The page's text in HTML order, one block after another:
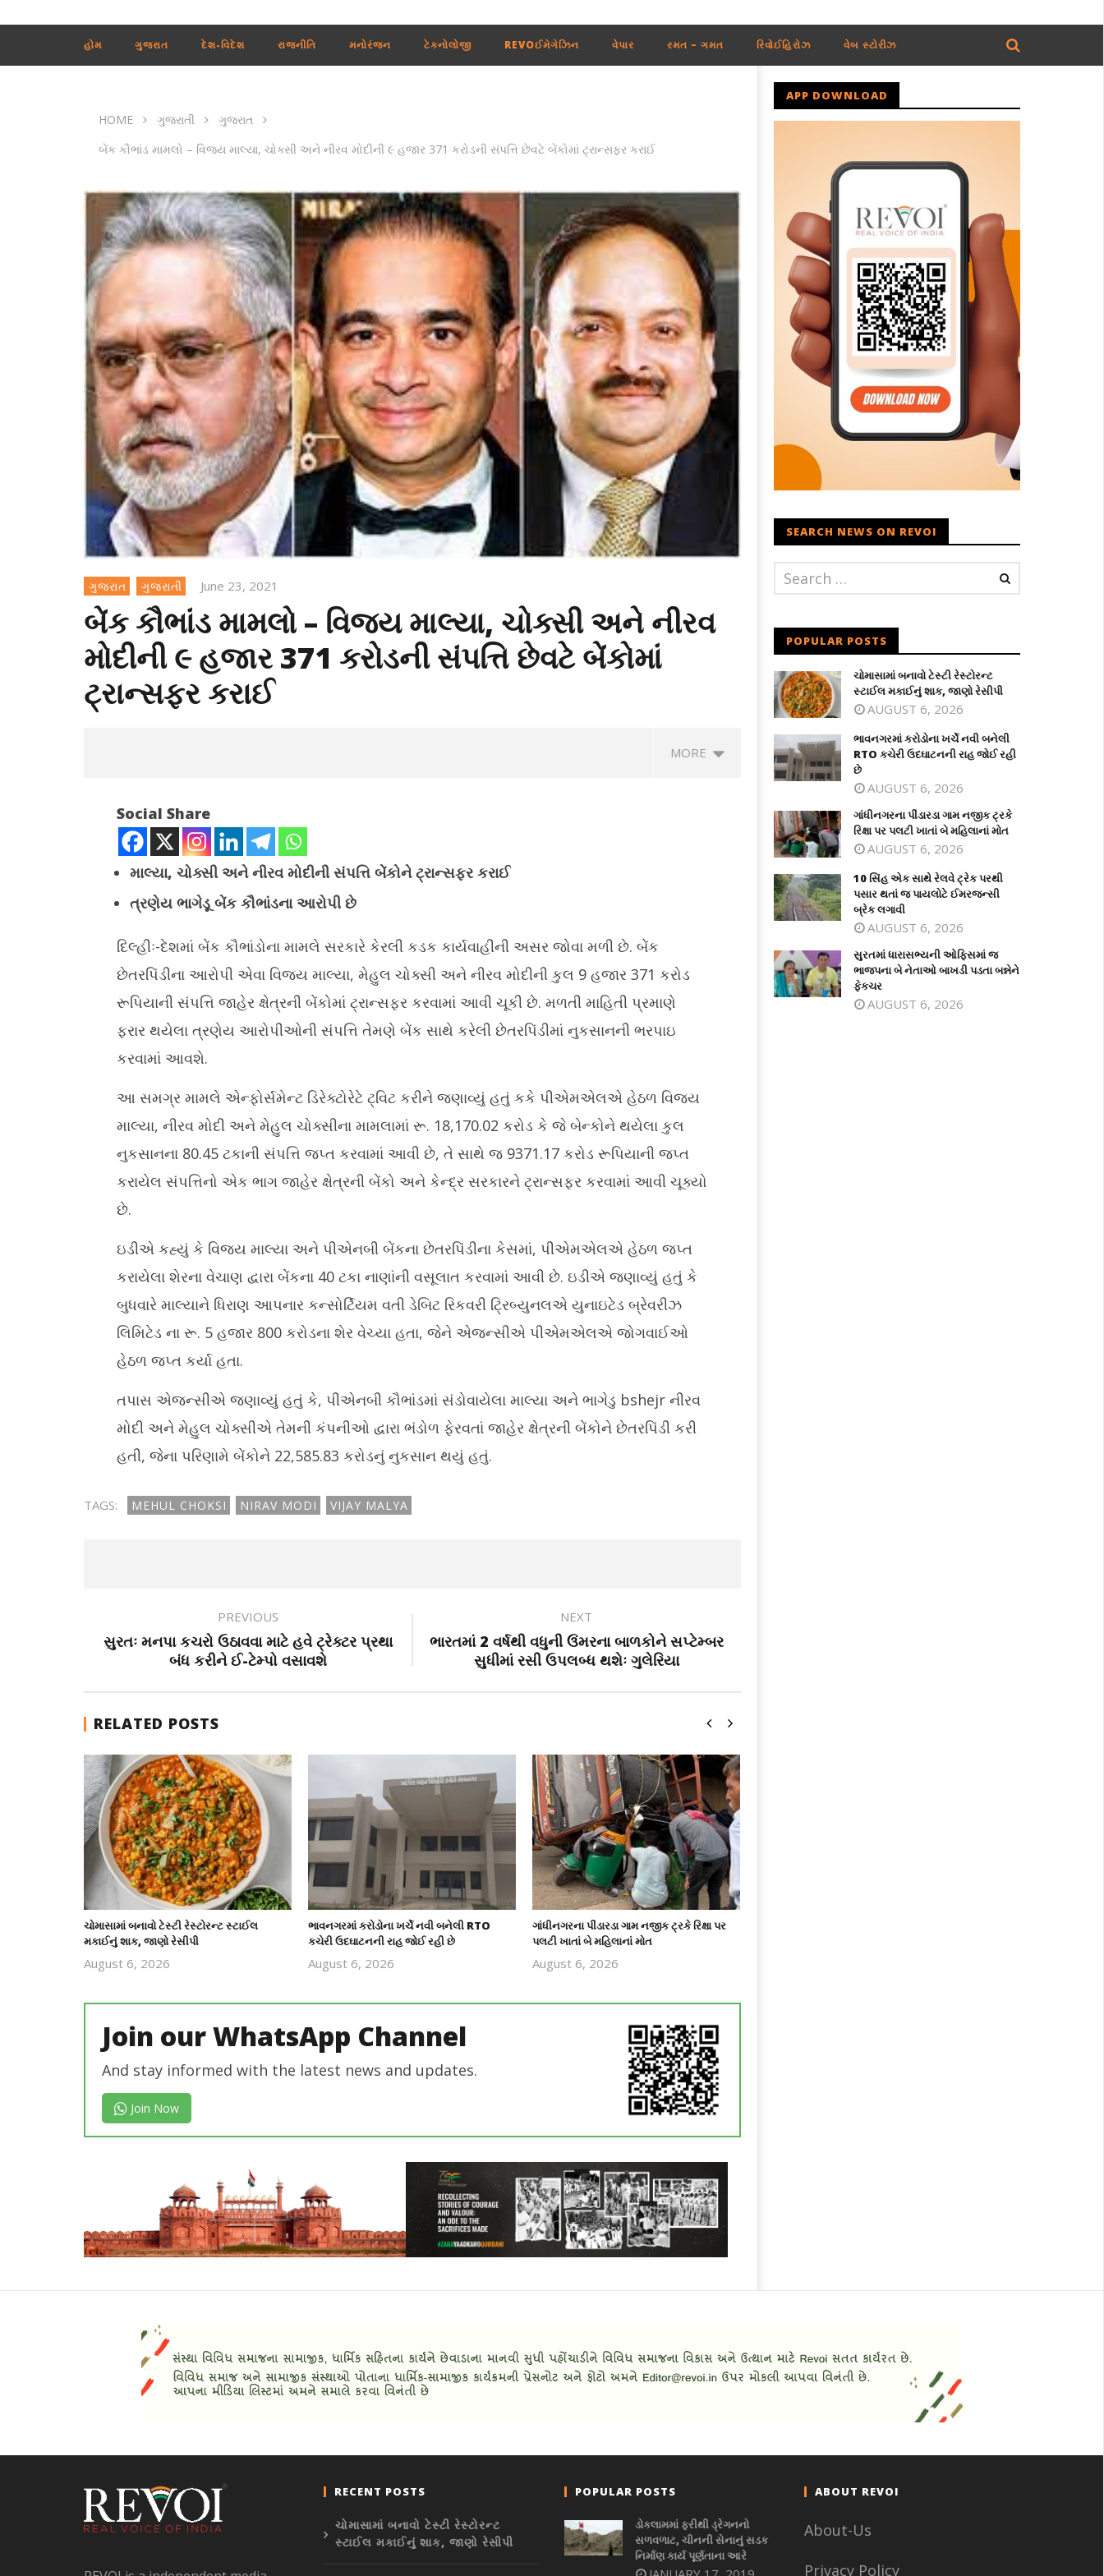
હોમ ગુજરાત દેશ-વિદેશ રાજનીતિ મનોરંજન ટેકનોલોજી REVOઈમેગેઝિન વેપાર રમત – ગમત રિવોઈહિરોઝ વેબ સ્ટોરીઝ
HOME ગુજરાતી
ગુજરાત
બેંક કૌભાંડ મામલો – વિજય માલ્યા, ચોક્સી અને નીરવ મોદીની ૯ હજાર 371 કરોડની સંપત્તિ છેવટે બેંકોમાં ટ્રાન્સફર કરાઈ
ગુજરાત ગુજરાતી June 23, 2021
બેંક કૌભાંડ મામલો – વિજય માલ્યા, ચોક્સી અને નીરવ
મોદીની ૯ હજાર 371 કરોડની સંપત્તિ છેવટે બેંકોમાં
ટ્રાન્સફર કરાઈ
MORE
NOW VIEWING
બેંક કૌભાંડ મામલો – વિજય માલ્યા, ચોક્સી
અને નીરવ મોદીની ૯ હજાર 371 કરોડની
સંપત્તિ છેવટે બેંકોમાં ટ્રાન્સફર કરાઈ
June
23,
2021
ચોમાસામાં બનાવો ટેસ્ટી રેસ્ટોરન્ટ સ્ટાઈલ
મકાઈનું શાક, જાણો રેસીપી
June
23,
2021
ભાવનગરમાં કરોડોના ખર્ચે નવી બનેલી RTO
કચેરી ઉદઘાટનની રાહ જોઈ રહી છે
June
23,
2021
ગાંધીનગરના પીંડારડા ગામ નજીક ટ્રકે રિક્ષા
પર પલટી ખાતાં બે મહિલાનાં મોત
10 સિંહ એક સાથે રેલવે ટ્રેક પરથી પસાર
થતાં જ પાયલોટે ઈમરજન્સી બ્રેક લગાવી
23,
Social Share
માલ્યા, ચોક્સી અને નીરવ મોદીની સંપત્તિ બેંકોને ટ્રાન્સફર કરાઈ
ત્રણેય ભાગેડૂ બેંક કૌભાંડના આરોપી છે
દિલ્હીઃ-દેશમાં બેંક કૌભાંડોના મામલે સરકારે કેરલી કડક કાર્યવાહીની અસર જોવા મળી છે. બેંક
છેતરપિંડીના આરોપી એવા વિજય માલ્યા, મેહુલ ચોક્સી અને નીરવ મોદીની કુલ 9 હજાર 371 કરોડ
રૂપિયાની સંપત્તિ જાહેર ક્ષેત્રની બેંકોમાં ટ્રાન્સફર કરવામાં આવી ચૂકી છે. મળતી માહિતી પ્રમાણે
ફરાર થયેલા ત્રણેય આરોપીઓની સંપત્તિ તેમણે બેંક સાથે કરેલી છેતરપિંડીમાં નુકસાનની ભરપાઇ
કરવામાં આવશે.
આ સમગ્ર મામલે એન્ફોર્સમેન્ટ ડિરેક્ટોરેટે ટ્વિટ કરીને જણાવ્યું હતું કકે પીએમએલએ હેઠળ વિજય
માલ્યા, નીરવ મોદી અને મેહુલ ચોક્સીના મામલામાં રૂ. 18,170.02 કરોડ કે જે બેન્કોને થયેલા કુલ
નુકસાનના 80.45 ટકાની સંપત્તિ જપ્ત કરવામાં આવી છે, તે સાથે જ 9371.17 કરોડ રૂપિયાની જપ્ત
કરાયેલ સંપત્તિનો એક ભાગ જાહેર ક્ષેત્રની બેંકો અને કેન્દ્ર સરકારને ટ્રાન્સફર કરવામાં આવી ચૂક્યો
છે.
ઇડીએ કહ્યું કે વિજય માલ્યા અને પીએનબી બેંકના છેતરપિંડીના કેસમાં, પીએમએલએ હેઠળ જપ્ત
કરાયેલા શેરના વેચાણ દ્વારા બેંકના 40 ટકા નાણાંની વસૂલાત કરવામાં આવી છે. ઇડીએ જણાવ્યું હતું કે
બુધવારે માલ્યાને ધિરાણ આપનાર કન્સોર્ટિયમ વતી ડેબિટ રિકવરી ટ્રિબ્યુનલએ યુનાઇટેડ બ્રેવરીઝ
લિમિટેડ ના રૂ. 5 હજાર 800 કરોડના શેર વેચ્યા હતા, જેને એજન્સીએ પીએમએલએ જોગવાઈઓ
હેઠળ જપ્ત કર્યા હતા.
તપાસ એજન્સીએ જણાવ્યું હતું કે, પીએનબી કૌભાંડમાં સંડોવાયેલા માલ્યા અને ભાગેડુ bshejr નીરવ
મોદી અને મેહુલ ચોક્સીએ તેમની કંપનીઓ દ્વારા ભંડોળ ફેરવતાં જાહેર ક્ષેત્રની બેંકોને છેતરપિંડી કરી
હતી, જેના પરિણામે બેંકોને 22,585.83 કરોડનું નુકસાન થયું હતું.
TAGS: MEHUL CHOKSI NIRAV MODI VIJAY MALYA
PREVIOUS
સુરતઃ મનપા કચરો ઉઠાવવા માટે હવે ટ્રેક્ટર પ્રથા
બંધ કરીને ઈ-ટેમ્પો વસાવશે
NEXT
ભારતમાં 2 વર્ષથી વધુની ઉંમરના બાળકોને સપ્ટેમ્બર
સુધીમાં રસી ઉપલબ્ધ થશેઃ ગુલેરિયા
RELATED POSTS
ચોમાસામાં બનાવો ટેસ્ટી રેસ્ટોરન્ટ સ્ટાઈલ
મકાઈનું શાક, જાણો રેસીપી
August 6, 2026
ભાવનગરમાં કરોડોના ખર્ચે નવી બનેલી RTO
કચેરી ઉદઘાટનની રાહ જોઈ રહી છે
August 6, 2026
ગાંધીનગરના પીંડારડા ગામ નજીક ટ્રકે રિક્ષા પર
પલટી ખાતાં બે મહિલાનાં મોત
August 6, 2026
Join our WhatsApp Channel
And stay informed with the latest news and updates.
Join Now
APP DOWNLOAD
SEARCH NEWS ON REVOI
POPULAR POSTS
ચોમાસામાં બનાવો ટેસ્ટી રેસ્ટોરન્ટ
સ્ટાઈલ મકાઈનું શાક, જાણો રેસીપી
AUGUST 6, 2026
ભાવનગરમાં કરોડોના ખર્ચે નવી બનેલી
RTO કચેરી ઉદઘાટનની રાહ જોઈ રહી
છે
AUGUST 6, 2026
ગાંધીનગરના પીંડારડા ગામ નજીક ટ્રકે
રિક્ષા પર પલટી ખાતાં બે મહિલાનાં મોત
AUGUST 6, 2026
10 સિંહ એક સાથે રેલવે ટ્રેક પરથી
પસાર થતાં જ પાયલોટે ઈમરજન્સી
બ્રેક લગાવી
AUGUST 6, 2026
સુરતમાં ધારાસભ્યની ઓફિસમાં જ
ભાજપના બે નેતાઓ બાખડી પડતા બન્નેને
ફેકચર
AUGUST 6, 2026
RECENT POSTS
ચોમાસામાં બનાવો ટેસ્ટી રેસ્ટોરન્ટ
સ્ટાઈલ મકાઈનું શાક, જાણો રેસીપી
POPULAR POSTS
ડોકલામમાં ફરીથી ડ્રેગનનો
સળવળાટ, ચીનની સેનાનું સડક
નિર્માણ કાર્ય પૂર્ણતાના આરે
ABOUT REVOI
About-Us
Privacy Policy